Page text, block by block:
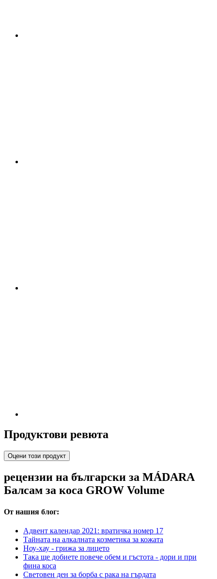
Продуктови ревюта
Оцени този продукт
рецензии на български за MÁDARA
Балсам за коса GROW Volume
От нашия блог:
Адвент календар 2021: вратичка номер 17
Тайната на алкалната козметика за кожата
Ноу-хау - грижа за лицето
Така ще добиете повече обем и гъстота - дори и при
фина коса
Световен ден за борба с рака на гърдата